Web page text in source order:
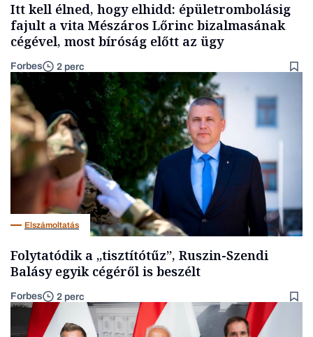
Itt kell élned, hogy elhidd: épületrombolásig
fajult a vita Mészáros Lőrinc bizalmasának
cégével, most bíróság előtt az ügy
Forbes 2 perc
Elszámoltatás
Folytatódik a „tisztítótűz”, Ruszin-Szendi
Balásy egyik cégéről is beszélt
Forbes 2 perc